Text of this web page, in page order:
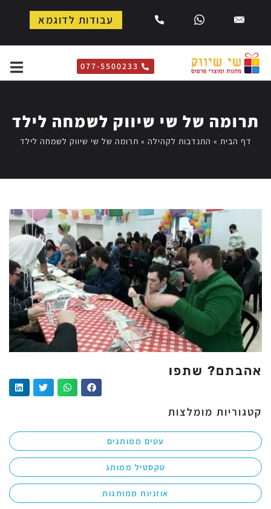
עבודות לדוגמא
077-5500233
תרומה של שי שיווק לשמחה לילד
דף הבית » התנדבות לקהילה » תרומה של שי שיווק לשמחה לילד
קטגוריות מומלצות
עטים ממותגים
טקסטיל ממותג
אוזניות ממותגות
אהבתם? שתפו